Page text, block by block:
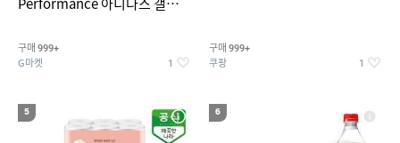
구매 999+
G마켓 1
구매 999+
쿠팡 1
5 6